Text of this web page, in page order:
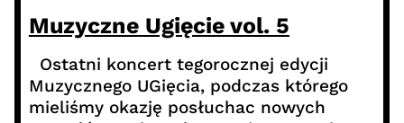
Muzyczne Ugięcie vol. 5
Ostatni koncert tegorocznej edycji
Muzycznego UGięcia, podczas którego
mieliśmy okazję posłuchac nowych